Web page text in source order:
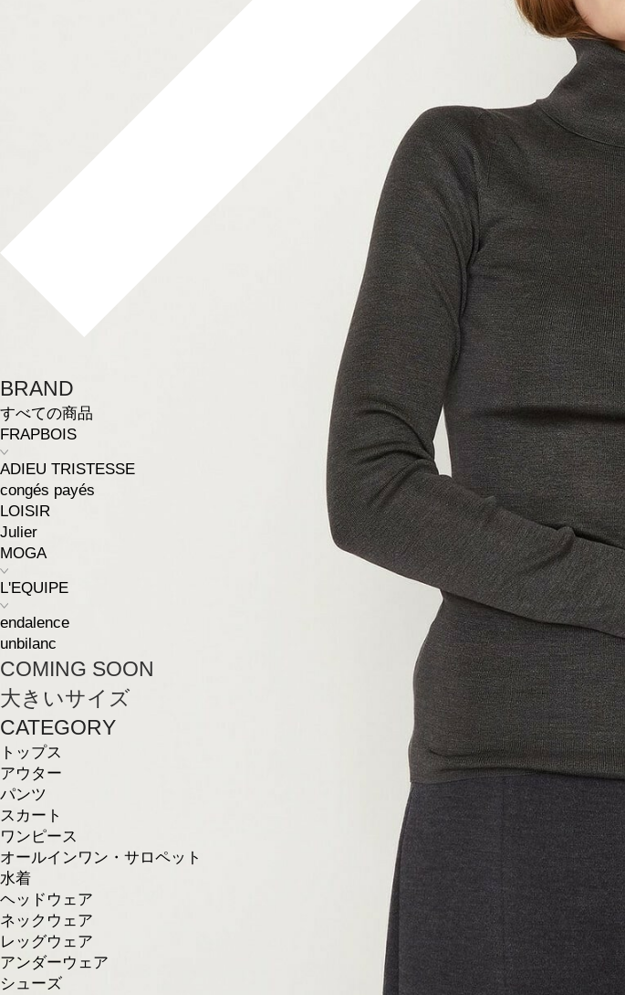
BRAND
すべての商品
FRAPBOIS
ADIEU TRISTESSE
congés payés
LOISIR
Julier
MOGA
L'EQUIPE
endalence
unbilanc
COMING SOON
大きいサイズ
CATEGORY
トップス
アウター
パンツ
スカート
ワンピース
オールインワン・サロペット
水着
ヘッドウェア
ネックウェア
レッグウェア
アンダーウェア
シューズ